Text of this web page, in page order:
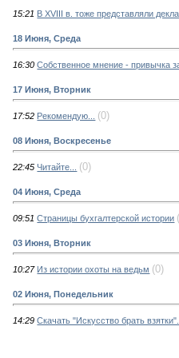
15:21 В XVIII в. тоже представляли
18 Июня, Среда
16:30 Собственное мнение - привычка
17 Июня, Вторник
17:52 Рекомендую... (0)
08 Июня, Воскресенье
22:45 Читайте... (0)
04 Июня, Среда
09:51 Страницы бухгалтерской истории
03 Июня, Вторник
10:27 Из истории охоты на ведьм (0)
02 Июня, Понедельник
14:29 Скачать "Искусство брать взятки".